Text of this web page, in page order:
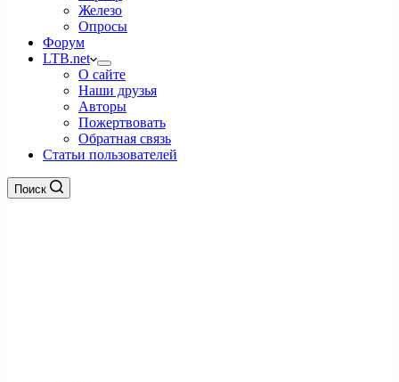
Железо
Опросы
Форум
LTB.net
О сайте
Наши друзья
Авторы
Пожертвовать
Обратная связь
Статьи пользователей
Поиск